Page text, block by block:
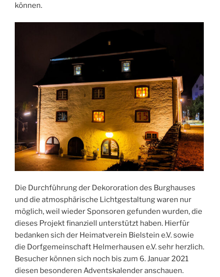
können.
Die Durchführung der Dekororation des Burghauses
und die atmosphärische Lichtgestaltung waren nur
möglich, weil wieder Sponsoren gefunden wurden, die
dieses Projekt finanziell unterstützt haben. Hierfür
bedanken sich der Heimatverein Bielstein e.V. sowie
die Dorfgemeinschaft Helmerhausen e.V. sehr herzlich.
Besucher können sich noch bis zum 6. Januar 2021
diesen besonderen Adventskalender anschauen.